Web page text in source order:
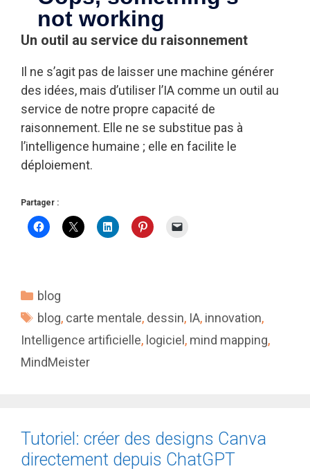
Un outil au service du raisonnement
Il ne s’agit pas de laisser une machine générer
des idées, mais d’utiliser l’IA comme un outil au
service de notre propre capacité de
raisonnement. Elle ne se substitue pas à
l’intelligence humaine ; elle en facilite le
déploiement.
Partager :
Catégories
blog
Étiquettes
blog, carte mentale, dessin, IA, innovation,
Intelligence artificielle, logiciel , mind mapping,
MindMeister
Tutoriel: créer des designs Canva
directement depuis ChatGPT